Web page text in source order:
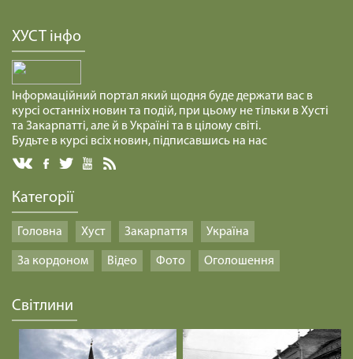
ХУСТ інфо
Інформаційний портал який щодня буде держати вас в
курсі останніх новин та подій, при цьому не тільки в Хусті
та Закарпатті, але й в Україні та в цілому світі.
Будьте в курсі всіх новин, підписавшись на нас
Категорії
Головна Хуст Закарпаття Україна
За кордоном Відео Фото Оголошення
Світлини